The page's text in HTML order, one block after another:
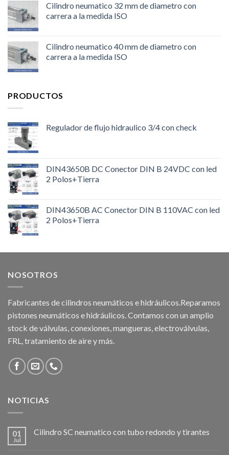
Cilindro neumatico 32 mm de diametro con
carrera a la medida ISO
Cilindro neumatico 40 mm de diametro con
carrera a la medida ISO
PRODUCTOS
Regulador de flujo hidraulico 3/4 con check
DIN43650B DC Conector DIN B 24VDC con led
2 Polos+Tierra
DIN43650B AC Conector DIN B 110VAC con led
2 Polos+Tierra
NOSOTROS
Fabricantes de cilindros neumáticos e hidráulicos.Reparamos
pistones neumáticos e hidráulicos. Contamos con un amplio
stock de válvulas, conexiones, mangueras, electroválvulas,
FRL, tratamiento de aire y más.
NOTICIAS
01
Jul
Cilindro SC neumatico con tubo redondo y tirantes